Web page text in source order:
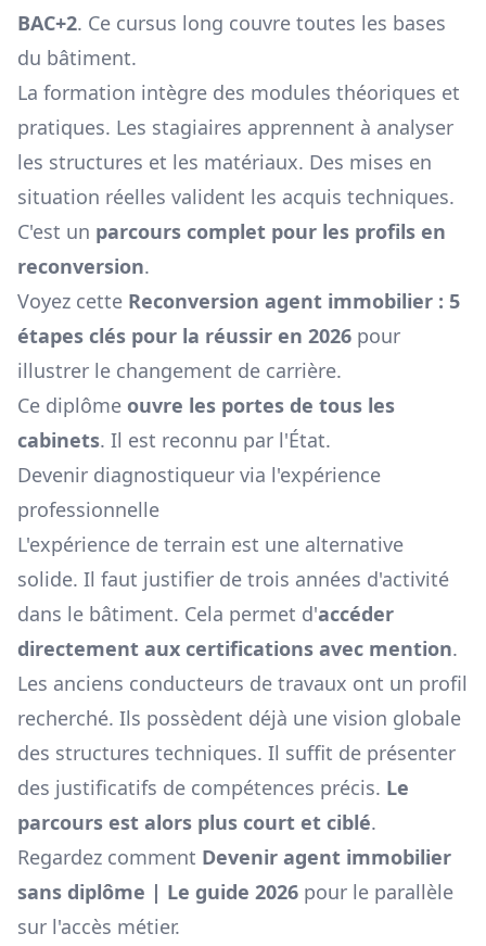
BAC+2. Ce cursus long couvre toutes les bases
du bâtiment.
La formation intègre des modules théoriques et
pratiques. Les stagiaires apprennent à analyser
les structures et les matériaux. Des mises en
situation réelles valident les acquis techniques.
C'est un parcours complet pour les profils en
reconversion.
Voyez cette Reconversion agent immobilier : 5
étapes clés pour la réussir en 2026 pour
illustrer le changement de carrière.
Ce diplôme ouvre les portes de tous les
cabinets. Il est reconnu par l'État.
Devenir diagnostiqueur via l'expérience
professionnelle
L'expérience de terrain est une alternative
solide. Il faut justifier de trois années d'activité
dans le bâtiment. Cela permet d'accéder
directement aux certifications avec mention.
Les anciens conducteurs de travaux ont un profil
recherché. Ils possèdent déjà une vision globale
des structures techniques. Il suffit de présenter
des justificatifs de compétences précis. Le
parcours est alors plus court et ciblé.
Regardez comment Devenir agent immobilier
sans diplôme | Le guide 2026 pour le parallèle
sur l'accès métier.